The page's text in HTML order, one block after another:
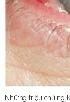
Những triệu chứng